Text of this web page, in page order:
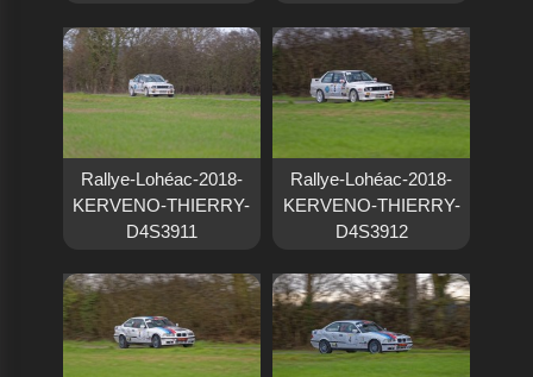
Rallye-Lohéac-2018-
KERVENO-THIERRY-
D4S3911
Rallye-Lohéac-2018-
KERVENO-THIERRY-
D4S3912